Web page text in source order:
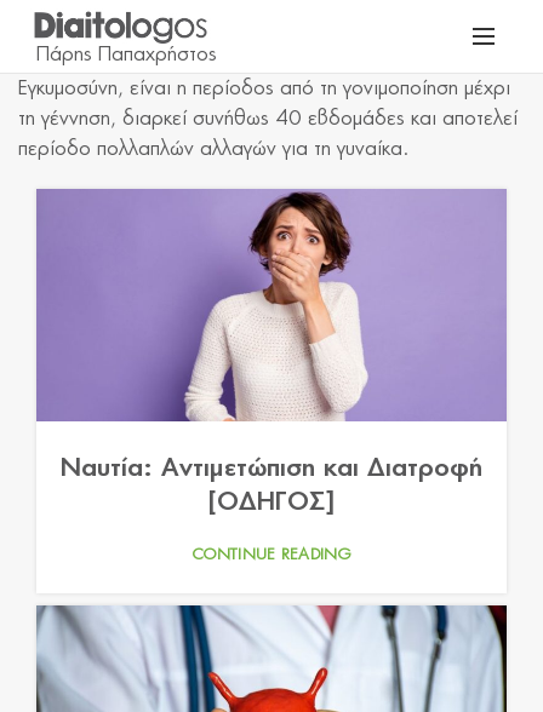
Εγκυμοσύνη, είναι η περίοδος από τη γονιμοποίηση μέχρι
τη γέννηση, διαρκεί συνήθως 40 εβδομάδες και αποτελεί
περίοδο πολλαπλών αλλαγών για τη γυναίκα.
Ναυτία: Αντιμετώπιση και Διατροφή
[ΟΔΗΓΟΣ]
CONTINUE READING